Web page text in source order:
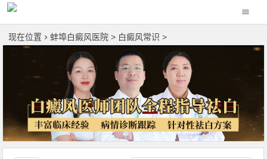
现在位置 蚌埠白癜风医院 > 白癜风常识 >